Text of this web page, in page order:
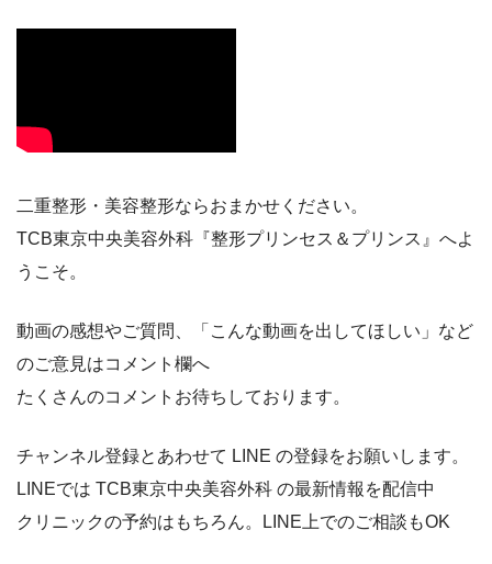
二重整形・美容整形ならおまかせください。
TCB東京中央美容外科『整形プリンセス＆プリンス』へよ
うこそ。
動画の感想やご質問、「こんな動画を出してほしい」など
のご意見はコメント欄へ
たくさんのコメントお待ちしております。
チャンネル登録とあわせて LINE の登録をお願いします。
LINEでは TCB東京中央美容外科 の最新情報を配信中
クリニックの予約はもちろん。LINE上でのご相談もOK